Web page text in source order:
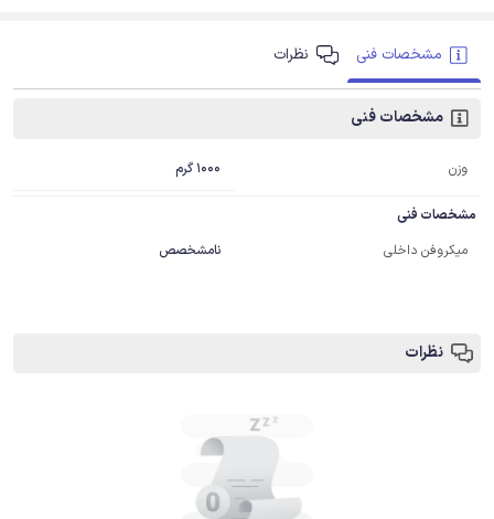
مشخصات فنی نظرات
مشخصات فنی
وزن 1000 گرم
مشخصات فنی
میکروفن داخلی
نامشخصص
نظرات